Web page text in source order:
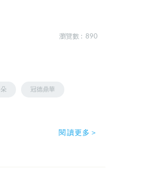
瀏覽數 : 890
冠德鼎華
閱讀更多＞